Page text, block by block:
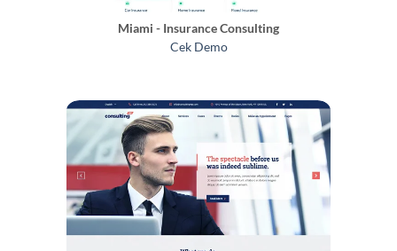
Miami - Insurance Consulting
Cek Demo